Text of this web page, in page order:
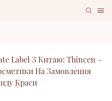
Label З Китаю: Thincen –
На Замовлення
Краси